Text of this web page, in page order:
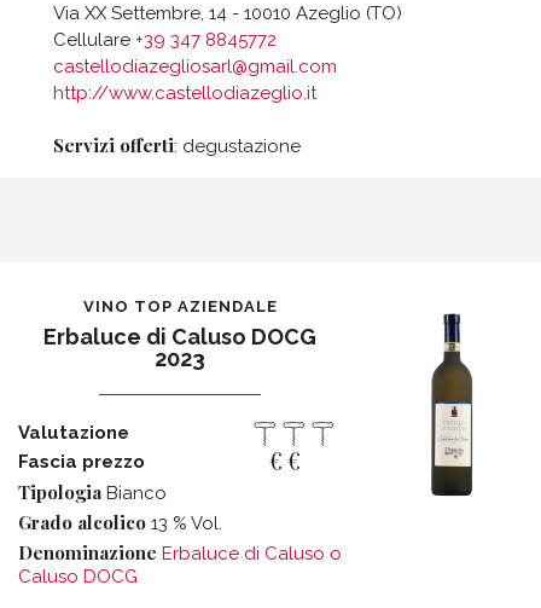
Via XX Settembre, 14 - 10010 Azeglio (TO)
Cellulare +39 347 8845772
castellodiazegliosarl@gmail.com
http://www.castellodiazeglio.it
Servizi offerti: degustazione
VINO TOP AZIENDALE
Erbaluce di Caluso DOCG
2023
Valutazione
Fascia prezzo
€€
Tipologia Bianco
Grado alcolico 13 % Vol.
Denominazione Erbaluce di Caluso o
Caluso DOCG